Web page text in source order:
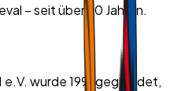
– seit über 30 Jahren.
e.V. wurde 1991 gegründet,